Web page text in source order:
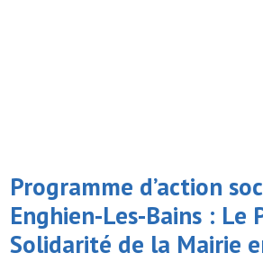
Programme d’action
Enghien-Les-Bains : Le
Solidarité de la Mairie